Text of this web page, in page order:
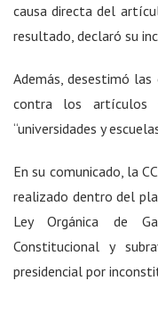
causa directa del
resultado, declaró su
Además, desestimó las
contra los
“universidades y
En su comunicado, la
realizado dentro del
Ley Orgánica de
Constitucional y
presidencial por